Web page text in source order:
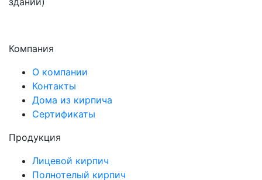
Компания
О компании
Контакты
Дома из кирпича
Сертификаты
Продукция
Лицевой кирпич
Полнотелый кирпич